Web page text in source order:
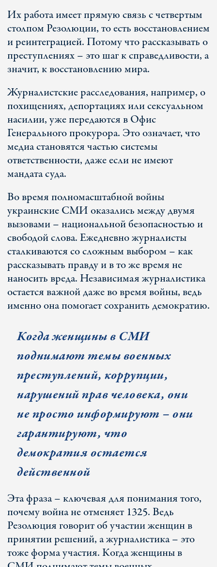
Их работа имеет прямую связь с четвертым
столпом Резолюции, то есть восстановлением
и реинтеграцией. Потому что рассказывать о
преступлениях – это шаг к справедливости, а
значит, к восстановлению мира.
Журналистские расследования, например, о
похищениях, депортациях или сексуальном
насилии, уже передаются в Офис
Генерального прокурора. Это означает, что
медиа становятся частью системы
ответственности, даже если не имеют
мандата суда.
Во время полномасштабной войны
украинские СМИ оказались между двумя
вызовами – национальной безопасностью и
свободой слова. Ежедневно журналисты
сталкиваются со сложным выбором – как
рассказывать правду и в то же время не
наносить вреда. Независимая журналистика
остается важной даже во время войны, ведь
именно она помогает сохранить демократию.
Когда женщины в СМИ
поднимают темы военных
преступлений, коррупции,
нарушений прав человека, они
не просто информируют – они
гарантируют, что
демократия остается
действенной
Эта фраза – ключевая для понимания того,
почему война не отменяет 1325. Ведь
Резолюция говорит об участии женщин в
принятии решений, а журналистика – это
тоже форма участия. Когда женщины в